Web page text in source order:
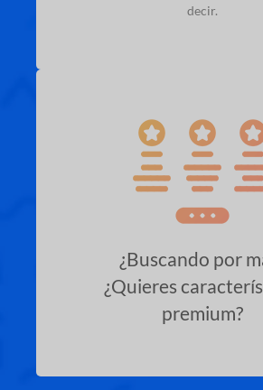
decir.
¿Buscando por
¿Quieres
premium?